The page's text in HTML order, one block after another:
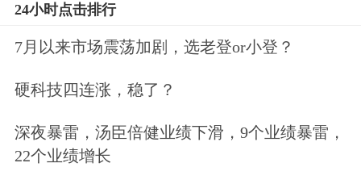
器人会自动获取用户屏幕上的上下文信
息。听起来似乎微不足道，但很多用户
每天都在不断复制粘贴文字、拖拽文件
息。而这个侧边功能则消除了这些繁琐
24小时点击排行
7月以来市场震荡加剧，选老登or小登？
硬科技四连涨，稳了？
深夜暴雷，汤臣倍健业绩下滑，9个业绩暴雷，
22个业绩增长